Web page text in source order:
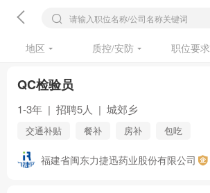
请输入职位名称/公司名称关键词
地区 质控/安防 职位要求
QC检验员
1-3年 | 招聘5人 | 城郊乡
交通补贴 餐补 房补
包吃
包住
年终奖
住房公积金
节日福利
福建省闽东力捷迅药业股份有限公司